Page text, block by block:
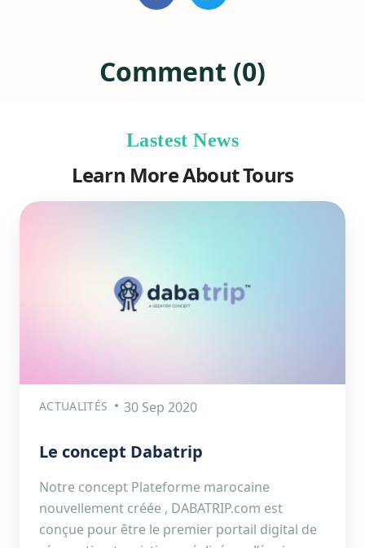
Comment (0)
Lastest News
Learn More About Tours
ACTUALITÉS 30 Sep 2020
Le concept Dabatrip
Notre concept Plateforme marocaine
nouvellement créée , DABATRIP.com est
conçue pour être le premier portail digital de